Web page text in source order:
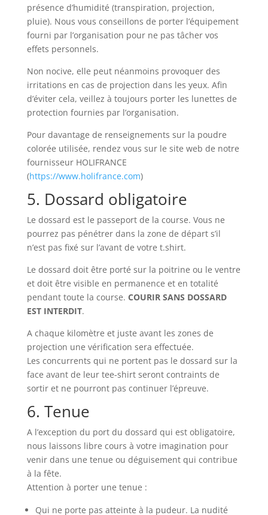
présence d’humidité (transpiration, projection,
pluie). Nous vous conseillons de porter l’équipement
fourni par l’organisation pour ne pas tâcher vos
effets personnels.
Non nocive, elle peut néanmoins provoquer des
irritations en cas de projection dans les yeux. Afin
d’éviter cela, veillez à toujours porter les lunettes de
protection fournies par l’organisation.
Pour davantage de renseignements sur la poudre
colorée utilisée, rendez vous sur le site web de notre
fournisseur HOLIFRANCE
(https://www.holifrance.com)
5. Dossard obligatoire
Le dossard est le passeport de la course. Vous ne
pourrez pas pénétrer dans la zone de départ s’il
n’est pas fixé sur l’avant de votre t.shirt.
Le dossard doit être porté sur la poitrine ou le ventre
et doit être visible en permanence et en totalité
pendant toute la course. COURIR SANS DOSSARD
EST INTERDIT.
A chaque kilomètre et juste avant les zones de
projection une vérification sera effectuée.
Les concurrents qui ne portent pas le dossard sur la
face avant de leur tee-shirt seront contraints de
sortir et ne pourront pas continuer l’épreuve.
6. Tenue
A l’exception du port du dossard qui est obligatoire,
nous laissons libre cours à votre imagination pour
venir dans une tenue ou déguisement qui contribue
à la fête.
Attention à porter une tenue :
Qui ne porte pas atteinte à la pudeur. La nudité